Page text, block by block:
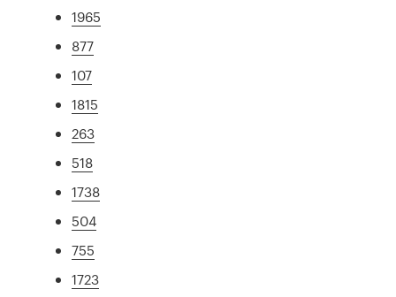
1965
877
107
1815
263
518
1738
504
755
1723